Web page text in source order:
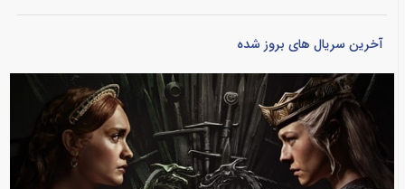
آخرین سریال های بروز شده